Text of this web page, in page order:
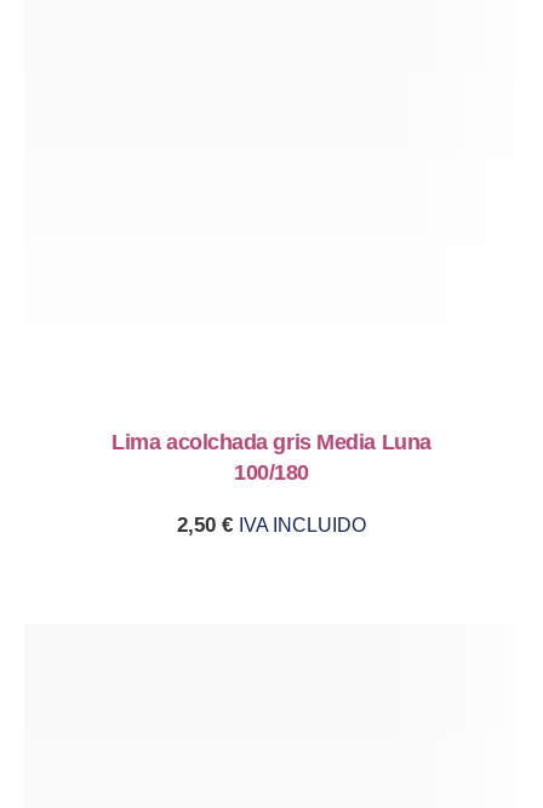
Lima acolchada gris Media Luna
100/180
2,50 € IVA INCLUIDO